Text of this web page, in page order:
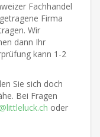
Fachhandel
Firma
Wir
dann Ihr
kann 1-2
Sie sich doch
Bei Fragen
oder